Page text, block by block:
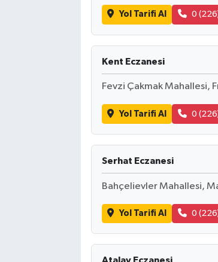
Yol Tarifi Al 0
Kent Eczanesi
Fevzi Çakmak Mahallesi,
Yol Tarifi Al 0
Serhat Eczanesi
Bahçelievler Mahallesi,
Yol Tarifi Al 0